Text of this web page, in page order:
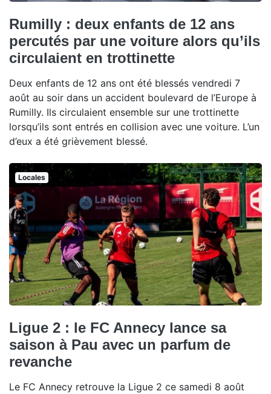
Rumilly : deux enfants de 12 ans
percutés par une voiture alors qu’ils
circulaient en trottinette
Deux enfants de 12 ans ont été blessés vendredi 7
août au soir dans un accident boulevard de l’Europe à
Rumilly. Ils circulaient ensemble sur une trottinette
lorsqu’ils sont entrés en collision avec une voiture. L’un
d’eux a été grièvement blessé.
Locales
Ligue 2 : le FC Annecy lance sa
saison à Pau avec un parfum de
revanche
Le FC Annecy retrouve la Ligue 2 ce samedi 8 août